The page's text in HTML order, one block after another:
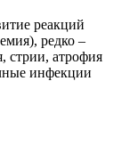
реакций
редко –
стрии, атрофия
инфекции